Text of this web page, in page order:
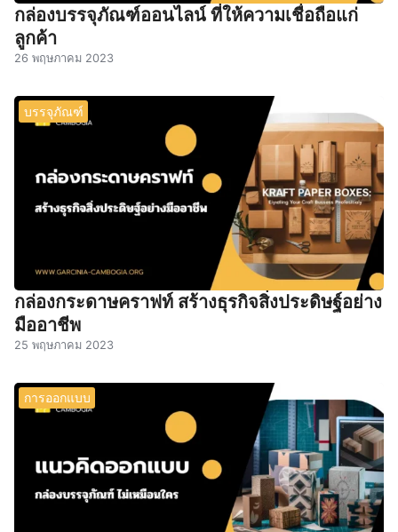
กล่องบรรจุภัณฑ์ออนไลน์ ที่ให้ความเชื่อถือแก่
ลูกค้า
26 พฤษภาคม 2023
บรรจุภัณฑ์
กล่องกระดาษคราฟท์ สร้างธุรกิจสิ่งประดิษฐ์อย่าง
มืออาชีพ
25 พฤษภาคม 2023
การออกแบบ